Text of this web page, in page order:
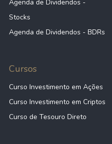
vencidas por meio de
companhias.
valores brasileira.
Informações
A empresa Conasa, está
de mercado de R$ -,
Agenda de Dividendos -
Stocks
Agenda de Dividendos - BDRs
Cursos
Curso Investimento em Ações
Curso Investimento em Criptos
Curso de Tesouro Direto